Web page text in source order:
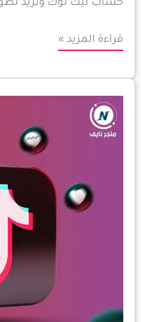
حساب تيك توك وتريد
قراءة المزيد »
كيف
تزيد